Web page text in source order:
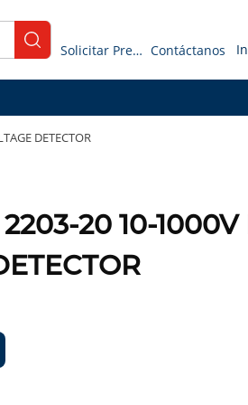
submit search
Solicitar Presupuesto Contáctanos
DETECTOR
20 10-1000V